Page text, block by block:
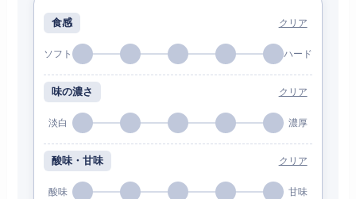
食感 クリア
ソフト ハード
味の濃さ クリア
淡白 濃厚
酸味・甘味 クリア
酸味 甘味